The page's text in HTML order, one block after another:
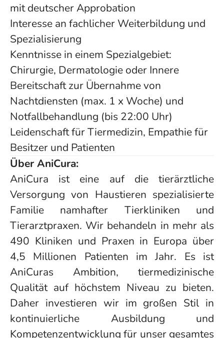
mit deutscher Approbation
Interesse an fachlicher Weiterbildung und
Spezialisierung
Kenntnisse in einem Spezialgebiet:
Chirurgie, Dermatologie oder Innere
Bereitschaft zur Übernahme von
Nachtdiensten (max. 1 x Woche) und
Notfallbehandlung (bis 22:00 Uhr)
Leidenschaft für Tiermedizin, Empathie für
Besitzer und Patienten
Über AniCura:
AniCura ist eine auf die tierärztliche
Versorgung von Haustieren spezialisierte
Familie namhafter Tierkliniken und
Tierarztpraxen. Wir behandeln in mehr als
490 Kliniken und Praxen in Europa über
4,5 Millionen Patienten im Jahr. Es ist
AniCuras Ambition, tiermedizinische
Qualität auf höchstem Niveau zu bieten.
Daher investieren wir im großen Stil in
kontinuierliche Ausbildung und
Kompetenzentwicklung für unser gesamtes